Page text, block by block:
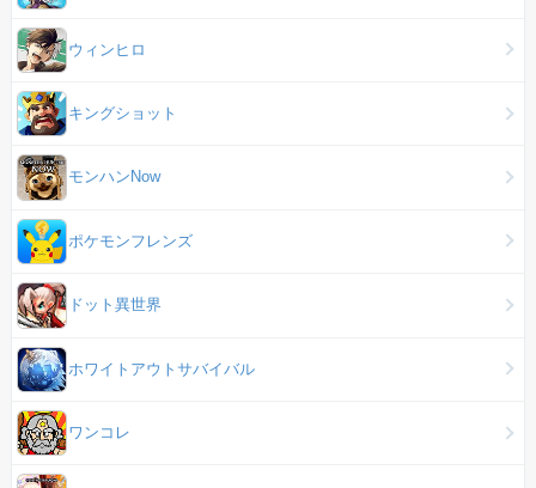
ウィンヒロ
キングショット
モンハンNow
ポケモンフレンズ
ドット異世界
ホワイトアウトサバイバル
ワンコレ